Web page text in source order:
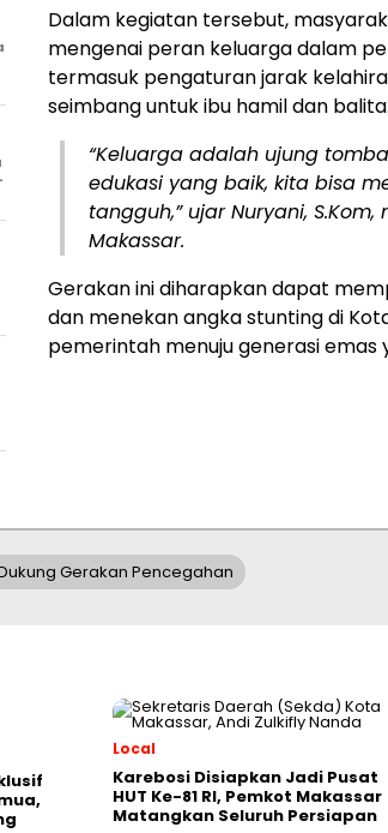
Dalam kegiatan tersebut,
mengenai peran keluarga dalam
termasuk pengaturan jarak
seimbang untuk ibu hamil dan balita.
“Keluarga adalah ujung
edukasi yang baik, kita bisa
tangguh,” ujar Nuryani, S.Kom,
Makassar.
Gerakan ini diharapkan dapat
dan menekan angka stunting di
pemerintah menuju generasi emas
Gerakan Pencegahan
Local
Karebosi Disiapkan Jadi Pusat
HUT Ke-81 RI, Pemkot Makassar
Matangkan Seluruh Persiapan